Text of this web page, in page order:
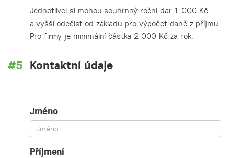
Jednotlivci si mohou souhrnný roční dar 1 000 Kč
a vyšší odečíst od základu pro výpočet daně z příjmu.
Pro firmy je minimální částka 2 000 Kč za rok.
Kontaktní údaje
Jméno
Příjmení